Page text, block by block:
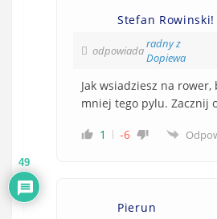
Stefan Rowinski!
odpowiadaradny z
Dopiewa
Jak wsiadziesz na rower,
mniej tego pylu. Zacznij
1 -6
Pierun
49